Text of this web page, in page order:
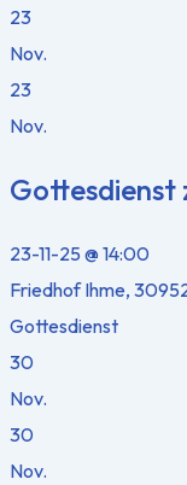
23
Nov.
23
Nov.
Gottesdienst
23-11-25 @ 14:00
Friedhof Ihme,
Gottesdienst
30
Nov.
30
Nov.